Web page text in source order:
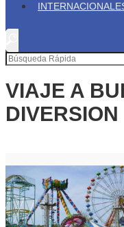
VIAJE A
DIVERSION